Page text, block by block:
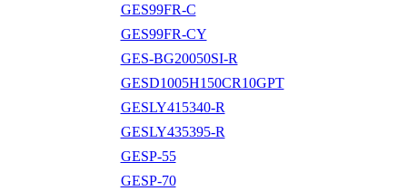
GES99FR-C
GES99FR-CY
GES-BG20050SI-R
GESD1005H150CR10GPT
GESLY415340-R
GESLY435395-R
GESP-55
GESP-70